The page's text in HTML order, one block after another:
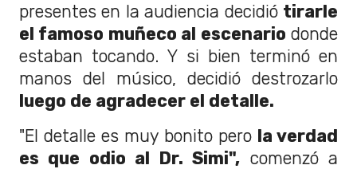
presentes en la audiencia decidió tirarle
el famoso muñeco al escenario donde
estaban tocando. Y si bien terminó en
manos del músico, decidió destrozarlo
luego de agradecer el detalle.
"El detalle es muy bonito pero la verdad
es que odio al Dr. Simi", comenzó a